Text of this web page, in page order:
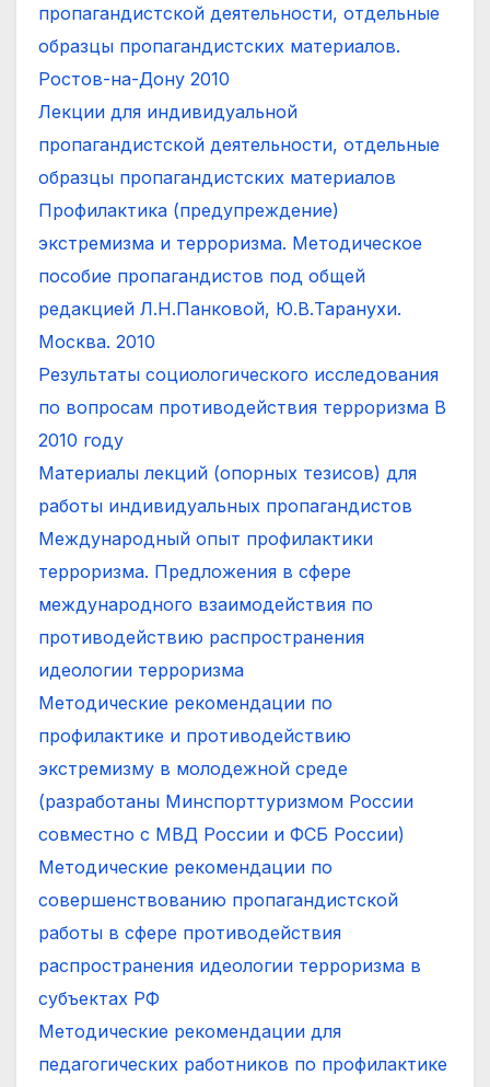
пропагандистской деятельности, отдельные
образцы пропагандистских материалов.
Ростов-на-Дону 2010
Лекции для индивидуальной
пропагандистской деятельности, отдельные
образцы пропагандистских материалов
Профилактика (предупреждение)
экстремизма и терроризма. Методическое
пособие пропагандистов под общей
редакцией Л.Н.Панковой, Ю.В.Таранухи.
Москва. 2010
Результаты социологического исследования
по вопросам противодействия терроризма В
2010 году
Материалы лекций (опорных тезисов) для
работы индивидуальных пропагандистов
Международный опыт профилактики
терроризма. Предложения в сфере
международного взаимодействия по
противодействию распространения
идеологии терроризма
Методические рекомендации по
профилактике и противодействию
экстремизму в молодежной среде
(разработаны Минспорттуризмом России
совместно с МВД России и ФСБ России)
Методические рекомендации по
совершенствованию пропагандистской
работы в сфере противодействия
распространения идеологии терроризма в
субъектах РФ
Методические рекомендации для
педагогических работников по профилактике